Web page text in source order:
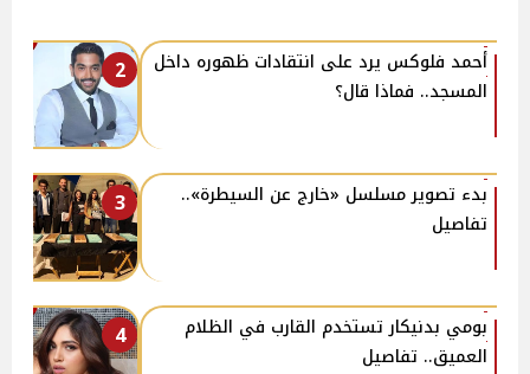
2
أحمد فلوكس يرد على انتقادات ظهوره داخل
المسجد.. فماذا قال؟
3
بدء تصوير مسلسل «خارج عن السيطرة»..
تفاصيل
4
بومي بدنيكار تستخدم القارب في الظلام
العميق.. تفاصيل